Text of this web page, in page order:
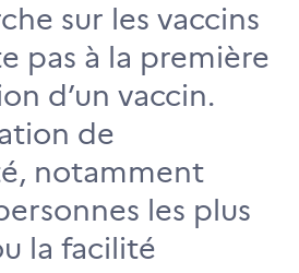
sur les vaccins
pas à la première
d’un vaccin.
de
notamment
les plus
la facilité